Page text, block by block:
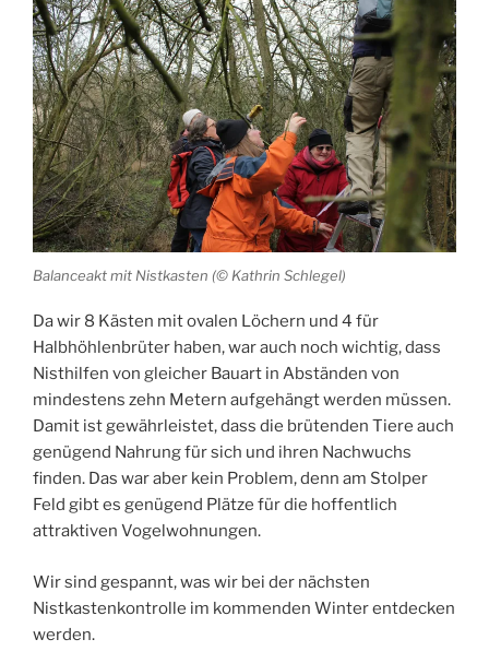
Balanceakt mit Nistkasten (© Kathrin Schlegel)
Da wir 8 Kästen mit ovalen Löchern und 4 für
Halbhöhlenbrüter haben, war auch noch wichtig, dass
Nisthilfen von gleicher Bauart in Abständen von
mindestens zehn Metern aufgehängt werden müssen.
Damit ist gewährleistet, dass die brütenden Tiere auch
genügend Nahrung für sich und ihren Nachwuchs
finden. Das war aber kein Problem, denn am Stolper
Feld gibt es genügend Plätze für die hoffentlich
attraktiven Vogelwohnungen.
Wir sind gespannt, was wir bei der nächsten
Nistkastenkontrolle im kommenden Winter entdecken
werden.